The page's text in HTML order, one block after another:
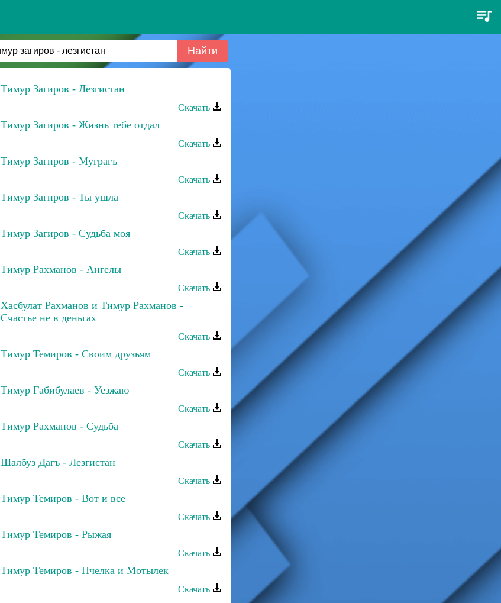
Тимур Загиров - Лезгистан
Скачать
Тимур Загиров - Жизнь тебе отдал
Скачать
Тимур Загиров - Муграгъ
Скачать
Тимур Загиров - Ты ушла
Скачать
Тимур Загиров - Судьба моя
Скачать
Тимур Рахманов - Ангелы
Скачать
Хасбулат Рахманов и Тимур Рахманов -
Счастье не в деньгах
Скачать
Тимур Темиров - Своим друзьям
Скачать
Тимур Габибулаев - Уезжаю
Скачать
Тимур Рахманов - Судьба
Скачать
Шалбуз Дагъ - Лезгистан
Скачать
Тимур Темиров - Вот и все
Скачать
Тимур Темиров - Рыжая
Скачать
Тимур Темиров - Пчелка и Мотылек
Скачать